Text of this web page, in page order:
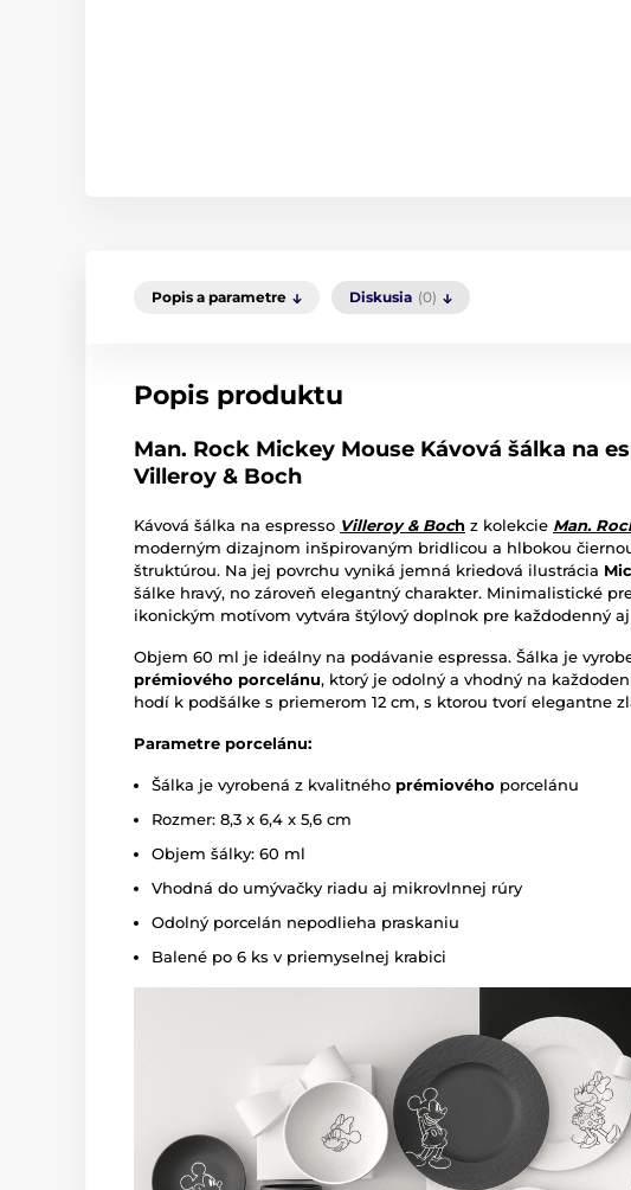
Popis a parametre Diskusia (0)
Popis produktu
Man. Rock Mickey Mouse Kávová šálka na
Villeroy & Boch
Kávová šálka na espresso Villeroy & Boch z kolekcie Man.
moderným dizajnom inšpirovaným bridlicou a hlbokou
štruktúrou. Na jej povrchu vyniká jemná kriedová ilustrácia
šálke hravý, no zároveň elegantný charakter. Minimalistické
ikonickým motívom vytvára štýlový doplnok pre každodenný
Objem 60 ml je ideálny na podávanie espressa. Šálka je
prémiového porcelánu, ktorý je odolný a vhodný na
hodí k podšálke s priemerom 12 cm, s ktorou tvorí elegantne
Parametre porcelánu:
Šálka je vyrobená z kvalitného prémiového porcelánu
Rozmer: 8,3 x 6,4 x 5,6 cm
Objem šálky: 60 ml
Vhodná do umývačky riadu aj mikrovlnnej rúry
Odolný porcelán nepodlieha praskaniu
Balené po 6 ks v priemyselnej krabici